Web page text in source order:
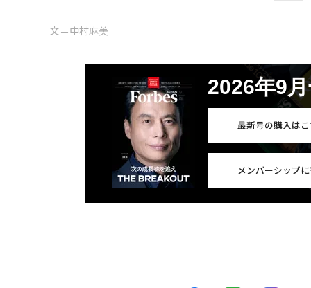
文＝中村麻美
2026年9
最新号の購入は
メンバーシップ